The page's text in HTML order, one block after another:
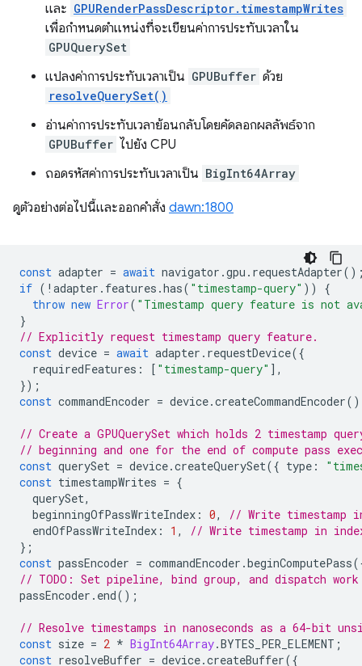
และ GPURenderPassDescriptor.timestampWrites
เพื่อกำหนดตำแหน่งที่จะเขียนค่าการประทับเวลาใน
GPUQuerySet
แปลงค่าการประทับเวลาเป็น GPUBuffer ด้วย
resolveQuerySet()
อ่านค่าการประทับเวลาย้อนกลับโดยคัดลอกผลลัพธ์จาก
GPUBuffer ไปยัง CPU
ถอดรหัสค่าการประทับเวลาเป็น BigInt64Array
ดูตัวอย่างต่อไปนี้และออกคำสั่ง dawn:1800
const adapter = await navigator .gpu . requestAdapter
if ( ! adapter . features .has( "timestamp-query" ))
{
throw new Error( "Timestamp query feature is not
}
// Explicitly request timestamp query feature.
const device = await adapter . requestDevice({
requiredFeatures : [ "timestamp-query" ],
});
const commandEncoder = device.createCommandEncoder
// Create a GPUQuerySet which holds 2 timestamp
// beginning and one for the end of compute pass
const querySet = device.createQuerySet({ type :
const timestampWrites = {
querySet,
beginningOfPassWriteIndex : 0,
// Write timestamp
endOfPassWriteIndex : 1 ,
// Write timestamp in
};
const passEncoder = commandEncoder .beginComputePass
// TODO: Set pipeline, bind group, and dispatch
passEncoder . end();
// Resolve timestamps in nanoseconds as a 64-bit
const size = 2 * BigInt64Array.BYTES_PER_ELEMENT ;
const resolveBuffer = device.createBuffer({